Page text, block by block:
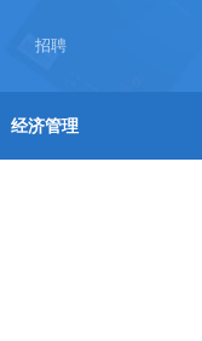
招聘
经济管理